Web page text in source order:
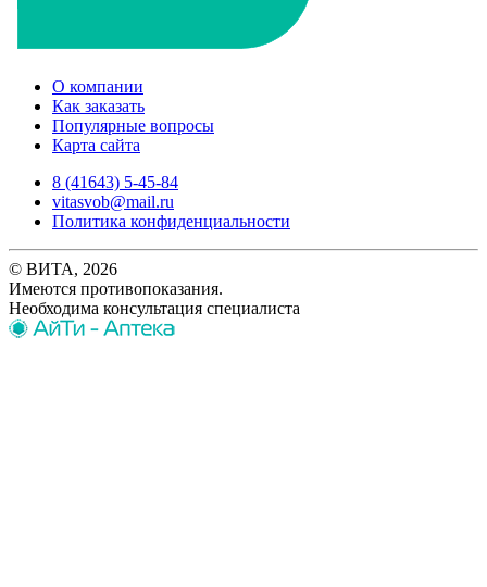
О компании
Как заказать
Популярные вопросы
Карта сайта
8 (41643) 5-45-84
vitasvob@mail.ru
Политика конфиденциальности
© ВИТА, 2026
Имеются противопоказания.
Необходима консультация специалиста